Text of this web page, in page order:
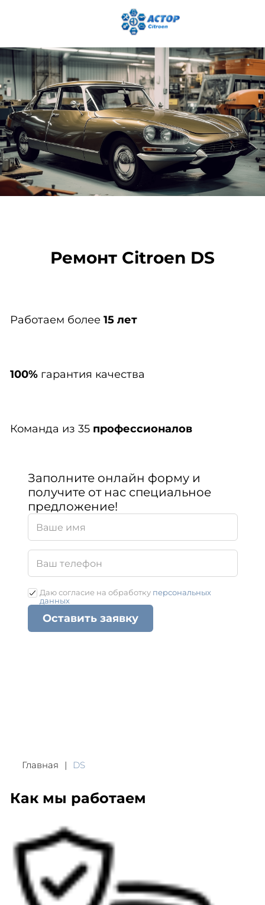
Ремонт Citroen DS
Работаем более 15 лет
100%гарантия качества
Команда из 35 профессионалов
Заполните онлайн форму и
получите от нас специальное
предложение!
Даю согласие на обработку персональных
данных
Оставить заявку
Главная DS
Как мы работаем